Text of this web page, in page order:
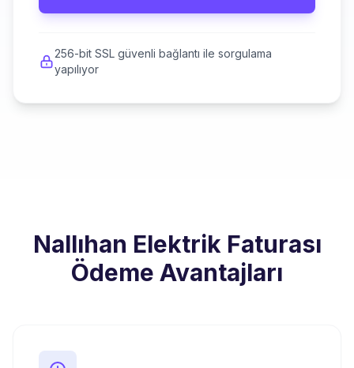
256-bit SSL güvenli bağlantı ile sorgulama
yapılıyor
Nallıhan Elektrik Faturası
Ödeme Avantajları